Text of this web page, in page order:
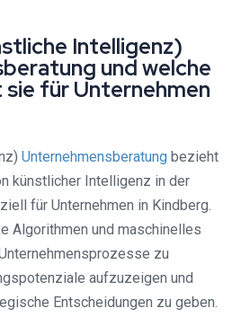
Intelligenz)
und welche
für Unternehmen
Unternehmensberatung bezieht
künstlicher Intelligenz in der
für Unternehmen in Kindberg.
Algorithmen und maschinelles
zu
aufzuzeigen und
Entscheidungen zu geben.